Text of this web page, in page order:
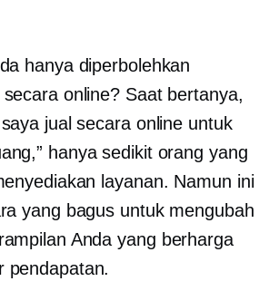
hanya diperbolehkan
online? Saat bertanya,
jual secara online untuk
hanya sedikit orang yang
layanan. Namun ini
yang bagus untuk mengubah
Anda yang berharga
pendapatan.